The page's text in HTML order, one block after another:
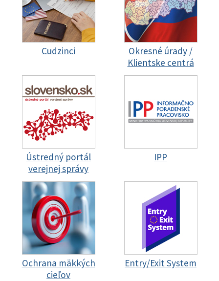
Cudzinci
Okresné úrady /
Klientske centrá
Ústredný portál
verejnej správy
IPP
Ochrana mäkkých
cieľov
Entry/Exit System